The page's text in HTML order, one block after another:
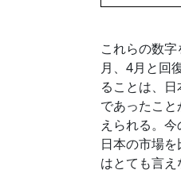
これらの数字
月、4月と回
ることは、
であったこ
えられる。
日本の市場
はとても言え